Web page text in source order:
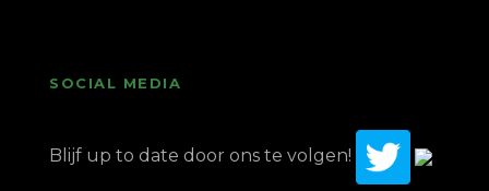
SOCIAL MEDIA
Blijf up to date door ons te volgen!